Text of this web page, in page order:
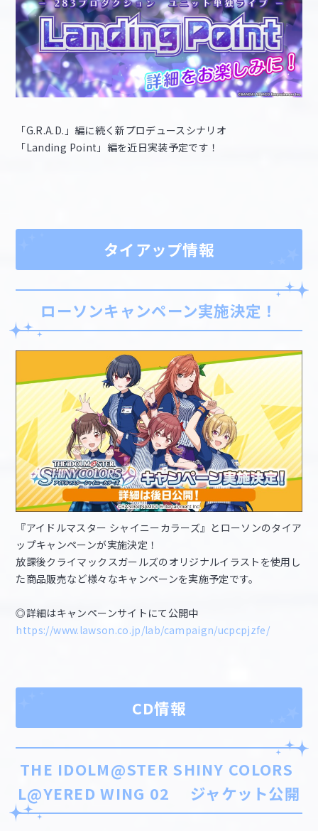
「G.R.A.D.」編に続く新プロデュースシナリオ
「Landing Point」編を近日実装予定です！
タイアップ情報
ローソンキャンペーン実施決定！
『アイドルマスター シャイニーカラーズ』とローソンのタイア
ップキャンペーンが実施決定！
放課後クライマックスガールズのオリジナルイラストを使用し
た商品販売など様々なキャンペーンを実施予定です。
◎詳細はキャンペーンサイトにて公開中
https://www.lawson.co.jp/lab/campaign/ucpcpjzfe/
CD情報
THE IDOLM@STER SHINY COLORS
L@YERED WING 02 ジャケット公開